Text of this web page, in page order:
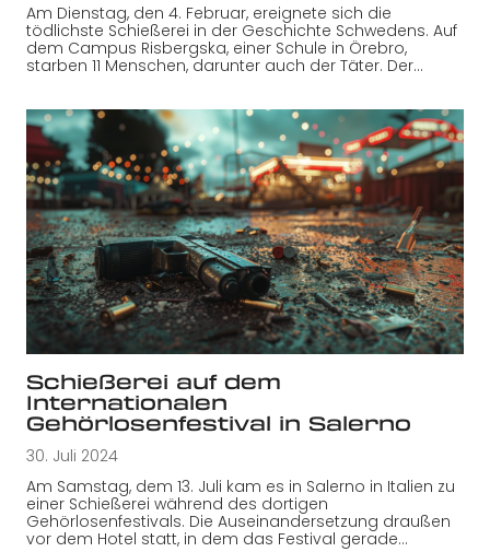
Am Dienstag, den 4. Februar, ereignete sich die
tödlichste Schießerei in der Geschichte Schwedens. Auf
dem Campus Risbergska, einer Schule in Örebro,
starben 11 Menschen, darunter auch der Täter. Der…
Schießerei auf dem
Internationalen
Gehörlosenfestival in Salerno
30. Juli 2024
Am Samstag, dem 13. Juli kam es in Salerno in Italien zu
einer Schießerei während des dortigen
Gehörlosenfestivals. Die Auseinandersetzung draußen
vor dem Hotel statt, in dem das Festival gerade…